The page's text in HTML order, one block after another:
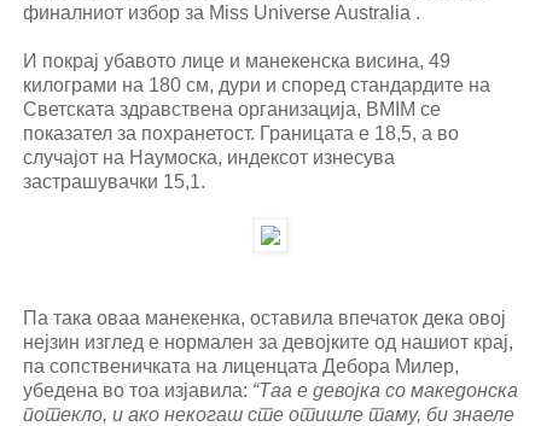
финалниот избор за Miss Universe Australia .
И покрај убавото лице и манекенска висина, 49
килограми на 180 см, дури и според стандардите на
Светската здравствена организација, BMIМ се
показател за похранетост. Границата е 18,5, а во
случајот на Наумоска, индексот изнесува
застрашувачки 15,1.
Па така оваа манекенка, оставила впечаток дека овој
нејзин изглед е нормален за девојките од нашиот крај,
па сопственичката на лиценцата Дебора Милер,
убедена во тоа изјавила: “Таа е девојка со македонска
потекло, и ако некогаш сте отишле таму, би знаеле